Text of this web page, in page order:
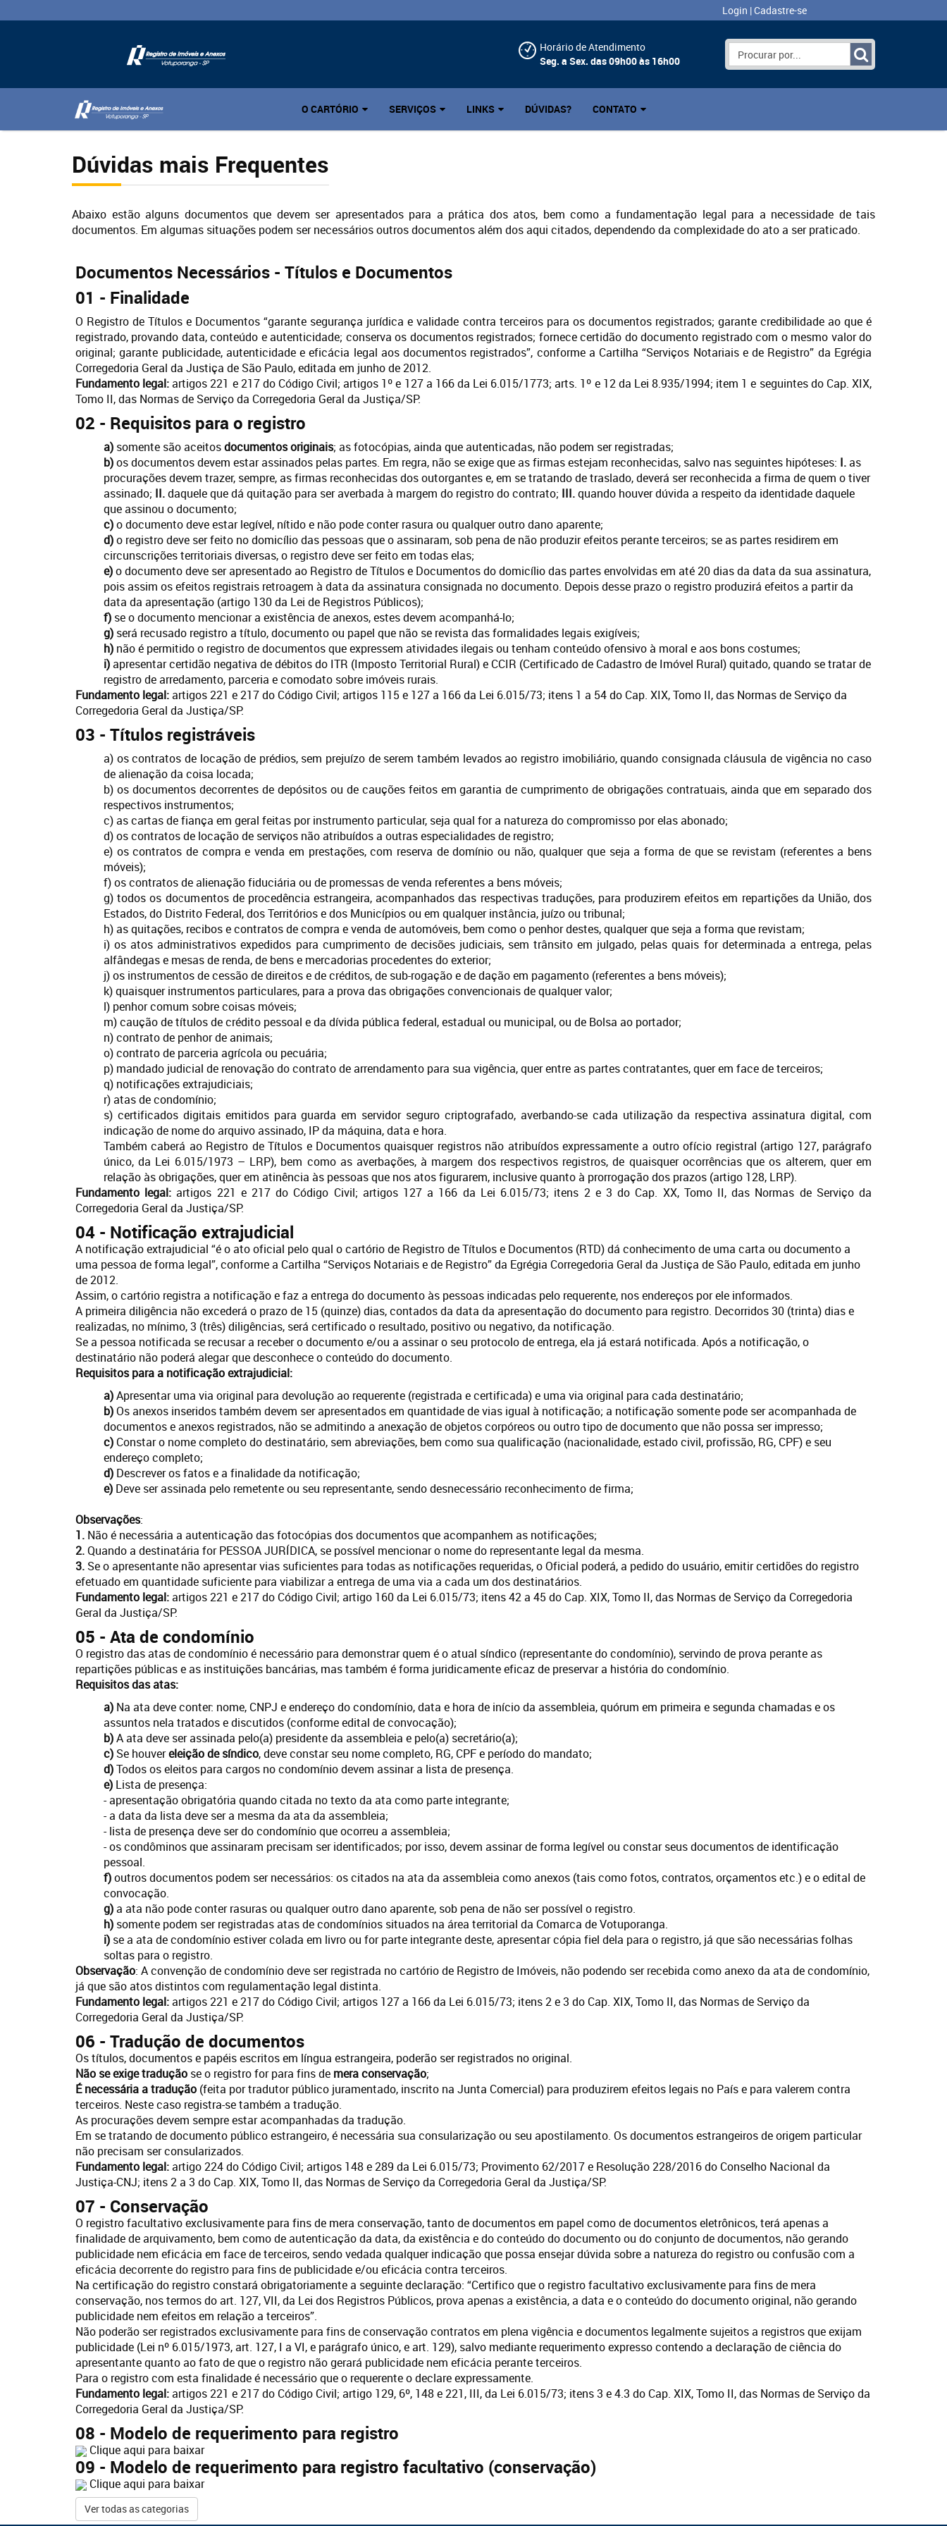
Login |Cadastre-se
Horário de Atendimento
Seg. a Sex. das 09h00 às 16h00
O CARTÓRIO SERVIÇOS LINKS DÚVIDAS? CONTATO
Dúvidas mais Frequentes
Abaixo estão alguns documentos que devem ser apresentados para a prática dos atos, bem como a fundamentação legal para a necessidade de tais
documentos. Em algumas situações podem ser necessários outros documentos além dos aqui citados, dependendo da complexidade do ato a ser praticado.
Documentos Necessários - Títulos e Documentos
01 - Finalidade
O Registro de Títulos e Documentos “garante segurança jurídica e validade contra terceiros para os documentos registrados; garante credibilidade ao que é
registrado, provando data, conteúdo e autenticidade; conserva os documentos registrados; fornece certidão do documento registrado com o mesmo valor do
original; garante publicidade, autenticidade e eficácia legal aos documentos registrados”, conforme a Cartilha “Serviços Notariais e de Registro” da Egrégia
Corregedoria Geral da Justiça de São Paulo, editada em junho de 2012.
Fundamento legal:artigos 221 e 217 do Código Civil; artigos 1º e 127 a 166 da Lei 6.015/1773; arts. 1º e 12 da Lei 8.935/1994; item 1 e seguintes do Cap. XIX,
Tomo II, das Normas de Serviço da Corregedoria Geral da Justiça/SP.
02 - Requisitos para o registro
a) somente são aceitosdocumentosoriginais; as fotocópias, ainda que autenticadas, não podem ser registradas;
b)os documentos devem estar assinados pelas partes. Em regra, não se exige que as firmas estejam reconhecidas, salvo nas seguintes hipóteses: I.as
procurações devem trazer, sempre, as firmas reconhecidas dos outorgantes e, em se tratando de traslado, deverá ser reconhecida a firma de quem o tiver
assinado; II.daquele que dá quitação para ser averbada à margem do registro do contrato; III.quando houver dúvida a respeito da identidade daquele
que assinou o documento;
c)o documento deve estar legível, nítido e não pode conter rasura ou qualquer outro dano aparente;
d)o registro deve ser feito no domicílio das pessoas que o assinaram, sob pena de não produzir efeitos perante terceiros; se as partes residirem em
circunscrições territoriais diversas, o registro deve ser feito em todas elas;
e)o documento deve ser apresentado ao Registro de Títulos e Documentos do domicílio das partes envolvidas em até 20 dias da data da sua assinatura,
pois assim os efeitos registrais retroagem à data da assinatura consignada no documento. Depois desse prazo o registro produzirá efeitos a partir da
data da apresentação (artigo 130 da Lei de Registros Públicos);
f) se o documento mencionar a existência de anexos, estes devem acompanhá-lo;
g) será recusado registro a título, documento ou papel que não se revista das formalidades legais exigíveis;
h) não é permitido o registro de documentos que expressem atividades ilegais ou tenham conteúdo ofensivo à moral e aos bons costumes;
i)apresentar certidão negativa de débitos do ITR (Imposto Territorial Rural) e CCIR (Certificado de Cadastro de Imóvel Rural) quitado, quando se tratar de
registro de arredamento, parceria e comodato sobre imóveis rurais.
Fundamento legal:artigos 221 e 217 do Código Civil; artigos 115 e 127 a 166 da Lei 6.015/73; itens 1 a 54 do Cap. XIX, Tomo II, das Normas de Serviço da
Corregedoria Geral da Justiça/SP.
03 - Títulos registráveis
a) os contratos de locação de prédios, sem prejuízo de serem também levados ao registro imobiliário, quando consignada cláusula de vigência no caso
de alienação da coisa locada;
b) os documentos decorrentes de depósitos ou de cauções feitos em garantia de cumprimento de obrigações contratuais, ainda que em separado dos
respectivos instrumentos;
c) as cartas de fiança em geral feitas por instrumento particular, seja qual for a natureza do compromisso por elas abonado;
d) os contratos de locação de serviços não atribuídos a outras especialidades de registro;
e) os contratos de compra e venda em prestações, com reserva de domínio ou não, qualquer que seja a forma de que se revistam (referentes a bens
móveis);
f) os contratos de alienação fiduciária ou de promessas de venda referentes a bens móveis;
g) todos os documentos de procedência estrangeira, acompanhados das respectivas traduções, para produzirem efeitos em repartições da União, dos
Estados, do Distrito Federal, dos Territórios e dos Municípios ou em qualquer instância, juízo ou tribunal;
h) as quitações, recibos e contratos de compra e venda de automóveis, bem como o penhor destes, qualquer que seja a forma que revistam;
i) os atos administrativos expedidos para cumprimento de decisões judiciais, sem trânsito em julgado, pelas quais for determinada a entrega, pelas
alfândegas e mesas de renda, de bens e mercadorias procedentes do exterior;
j) os instrumentos de cessão de direitos e de créditos, de sub-rogação e de dação em pagamento (referentes a bens móveis);
k) quaisquer instrumentos particulares, para a prova das obrigações convencionais de qualquer valor;
l) penhor comum sobre coisas móveis;
m) caução de títulos de crédito pessoal e da dívida pública federal, estadual ou municipal, ou de Bolsa ao portador;
n) contrato de penhor de animais;
o) contrato de parceria agrícola ou pecuária;
p) mandado judicial de renovação do contrato de arrendamento para sua vigência, quer entre as partes contratantes, quer em face de terceiros;
q) notificações extrajudiciais;
r) atas de condomínio;
s) certificados digitais emitidos para guarda em servidor seguro criptografado, averbando-se cada utilização da respectiva assinatura digital, com
indicação de nome do arquivo assinado, IP da máquina, data e hora.
Também caberá ao Registro de Títulos e Documentos quaisquer registros não atribuídos expressamente a outro ofício registral (artigo 127, parágrafo
único, da Lei 6.015/1973 – LRP), bem como as averbações, à margem dos respectivos registros, de quaisquer ocorrências que os alterem, quer em
relação às obrigações, quer em atinência às pessoas que nos atos figurarem, inclusive quanto à prorrogação dos prazos (artigo 128, LRP).
Fundamento legal: artigos 221 e 217 do Código Civil; artigos 127 a 166 da Lei 6.015/73; itens 2 e 3 do Cap. XX, Tomo II, das Normas de Serviço da
Corregedoria Geral da Justiça/SP.
04 - Notificação extrajudicial
A notificação extrajudicial “é o ato oficial pelo qual o cartório de Registro de Títulos e Documentos (RTD) dá conhecimento de uma carta ou documento a
uma pessoa de forma legal”, conforme a Cartilha “Serviços Notariais e de Registro” da Egrégia Corregedoria Geral da Justiça de São Paulo, editada em junho
de 2012.
Assim, o cartório registra a notificação e faz a entrega do documento às pessoas indicadas pelo requerente, nos endereços por ele informados.
A primeira diligência não excederá o prazo de 15 (quinze) dias, contados da data da apresentação do documento para registro. Decorridos 30 (trinta) dias e
realizadas, no mínimo, 3 (três) diligências, será certificado o resultado, positivo ou negativo, da notificação.
Se a pessoa notificada se recusar a receber o documento e/ou a assinar o seu protocolo de entrega, ela já estará notificada. Após a notificação, o
destinatário não poderá alegar que desconhece o conteúdo do documento.
Requisitos para a notificação extrajudicial:
a)Apresentar uma via original para devolução ao requerente (registrada e certificada) e uma via original para cada destinatário;
b)Os anexos inseridos também devem ser apresentados em quantidade de vias igual à notificação; a notificação somente pode ser acompanhada de
documentos e anexos registrados, não se admitindo a anexação de objetos corpóreos ou outro tipo de documento que não possa ser impresso;
c) Constar o nome completo do destinatário, sem abreviações, bem como sua qualificação (nacionalidade, estado civil, profissão, RG, CPF) e seu
endereço completo;
d) Descrever os fatos e a finalidade da notificação;
e) Deve ser assinada pelo remetente ou seu representante, sendo desnecessário reconhecimento de firma;
Observações:
1. Não é necessária a autenticação das fotocópias dos documentos que acompanhem as notificações;
2.Quando a destinatária for PESSOA JURÍDICA, se possível mencionar o nome do representante legal da mesma.
3. Se o apresentante não apresentar vias suficientes para todas as notificações requeridas, o Oficial poderá, a pedido do usuário, emitir certidões do registro
efetuado em quantidade suficiente para viabilizar a entrega de uma via a cada um dos destinatários.
Fundamento legal:artigos 221 e 217 do Código Civil; artigo 160 da Lei 6.015/73; itens 42 a 45 do Cap. XIX, Tomo II, das Normas de Serviço da Corregedoria
Geral da Justiça/SP.
05 - Ata de condomínio
O registro das atas de condomínio é necessário para demonstrar quem é o atual síndico (representante do condomínio), servindo de prova perante as
repartições públicas e as instituições bancárias, mas também é forma juridicamente eficaz de preservar a história do condomínio.
Requisitos das atas:
a) Na ata deve conter: nome, CNPJ e endereço do condomínio, data e hora de início da assembleia, quórum em primeira e segunda chamadas e os
assuntos nela tratados e discutidos (conforme edital de convocação);
b)A ata deve ser assinada pelo(a) presidente da assembleia e pelo(a) secretário(a);
c) Se houvereleição de síndico, deve constar seu nome completo, RG, CPF e período do mandato;
d)Todos os eleitos para cargos no condomínio devem assinar a lista de presença.
e) Lista de presença:
- apresentação obrigatória quando citada no texto da ata como parte integrante;
- a data da lista deve ser a mesma da ata da assembleia;
- lista de presença deve ser do condomínio que ocorreu a assembleia;
- os condôminos que assinaram precisam ser identificados; por isso, devem assinar de forma legível ou constar seus documentos de identificação
pessoal.
f)outros documentos podem ser necessários: os citados na ata da assembleia como anexos (tais como fotos, contratos, orçamentos etc.) e o edital de
convocação.
g)a ata não pode conter rasuras ou qualquer outro dano aparente, sob pena de não ser possível o registro.
h) somente podem ser registradas atas de condomínios situados na área territorial da Comarca de Votuporanga.
i) se a ata de condomínio estiver colada em livro ou for parte integrante deste, apresentar cópia fiel dela para o registro, já que são necessárias folhas
soltas para o registro.
Observação: A convenção de condomínio deve ser registrada no cartório de Registro de Imóveis, não podendo ser recebida como anexo da ata de condomínio,
já que são atos distintos com regulamentação legal distinta.
Fundamento legal:artigos 221 e 217 do Código Civil; artigos 127 a 166 da Lei 6.015/73; itens 2 e 3 do Cap. XIX, Tomo II, das Normas de Serviço da
Corregedoria Geral da Justiça/SP.
06 - Tradução de documentos
Os títulos, documentos e papéis escritos em língua estrangeira, poderão ser registrados no original.
Não se exige tradução se o registro for para fins de mera conservação;
É necessária a tradução (feita por tradutor público juramentado, inscrito na Junta Comercial) para produzirem efeitos legais no País e para valerem contra
terceiros. Neste caso registra-se também a tradução.
As procurações devem sempre estar acompanhadas da tradução.
Em se tratando de documento público estrangeiro, é necessária sua consularização ou seu apostilamento. Os documentos estrangeiros de origem particular
não precisam ser consularizados.
Fundamento legal:artigo 224 do Código Civil; artigos 148 e 289 da Lei 6.015/73; Provimento 62/2017 e Resolução 228/2016 do Conselho Nacional da
Justiça-CNJ; itens 2 a 3 do Cap. XIX, Tomo II, das Normas de Serviço da Corregedoria Geral da Justiça/SP.
07 - Conservação
O registro facultativo exclusivamente para fins de mera conservação, tanto de documentos em papel como de documentos eletrônicos, terá apenas a
finalidade de arquivamento, bem como de autenticação da data, da existência e do conteúdo do documento ou do conjunto de documentos, não gerando
publicidade nem eficácia em face de terceiros, sendo vedada qualquer indicação que possa ensejar dúvida sobre a natureza do registro ou confusão com a
eficácia decorrente do registro para fins de publicidade e/ou eficácia contra terceiros.
Na certificação do registro constará obrigatoriamente a seguinte declaração: “Certifico que o registro facultativo exclusivamente para fins de mera
conservação, nos termos do art. 127, VII, da Lei dos Registros Públicos, prova apenas a existência, a data e o conteúdo do documento original, não gerando
publicidade nem efeitos em relação a terceiros”.
Não poderão ser registrados exclusivamente para fins de conservação contratos em plena vigência e documentos legalmente sujeitos a registros que exijam
publicidade (Lei nº 6.015/1973, art. 127, I a VI, e parágrafo único, e art. 129), salvo mediante requerimento expresso contendo a declaração de ciência do
apresentante quanto ao fato de que o registro não gerará publicidade nem eficácia perante terceiros.
Para o registro com esta finalidade é necessário que o requerente o declare expressamente.
Fundamento legal:artigos 221 e 217 do Código Civil; artigo 129, 6º, 148 e 221, III, da Lei 6.015/73; itens 3 e 4.3 do Cap. XIX, Tomo II, das Normas de Serviço da
Corregedoria Geral da Justiça/SP.
08 - Modelo de requerimento para registro
Clique aqui para baixar
09 - Modelo de requerimento para registro facultativo (conservação)
Clique aqui para baixar
Ver todas as categorias